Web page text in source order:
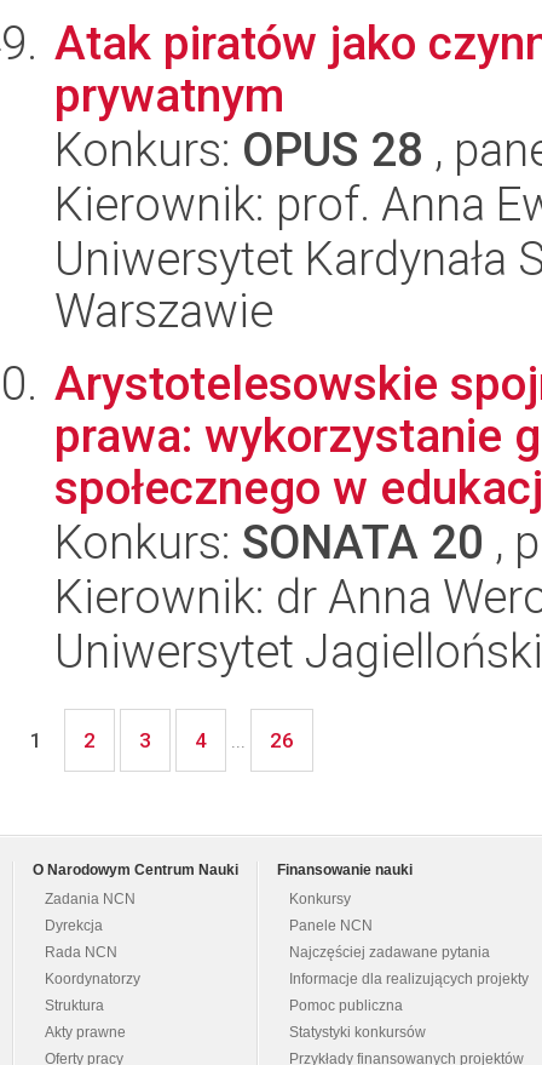
Atak piratów jako
prywatnym
Konkurs: OPUS 28 ,
Kierownik: prof. Anna
Uniwersytet Kardynała
Warszawie
Arystotelesowskie
prawa: wykorzystanie
społecznego w
Konkurs: SONATA 20 ,
Kierownik: dr Anna
Uniwersytet Jagielloński
1 2 3 4 ... 26
O Narodowym Centrum Nauki
Zadania NCN
Dyrekcja
Rada NCN
Koordynatorzy
Struktura
Akty prawne
Oferty pracy
Finansowanie nauki
Konkursy
Panele NCN
Najczęściej zadawane pytania
Informacje dla realizujących projekty
Pomoc publiczna
Statystyki konkursów
Przykłady finansowanych projektów